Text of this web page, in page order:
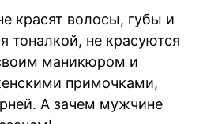
красят волосы, губы и
тоналкой, не красуются
маникюром и
примочками,
А зачем мужчине